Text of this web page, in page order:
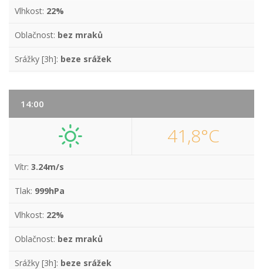
Vlhkost: 22%
Oblačnost: bez mraků
Srážky [3h]: beze srážek
14:00
41,8°C
Vítr: 3.24m/s
Tlak: 999hPa
Vlhkost: 22%
Oblačnost: bez mraků
Srážky [3h]: beze srážek